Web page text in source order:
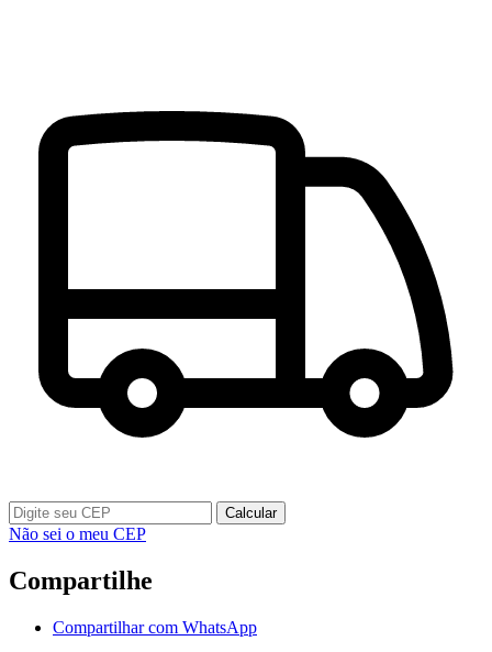
Calcular
Não sei o meu CEP
Compartilhe
Compartilhar com WhatsApp